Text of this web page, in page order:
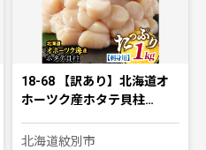
18-68 【訳あり】北海道オ
ホーツク産ホタテ貝柱…
北海道紋別市